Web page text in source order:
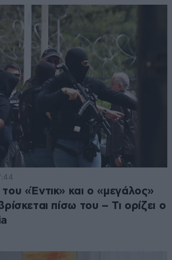
«Έντικ» και ο «μεγάλος»
πίσω του – Τι ορίζει ο